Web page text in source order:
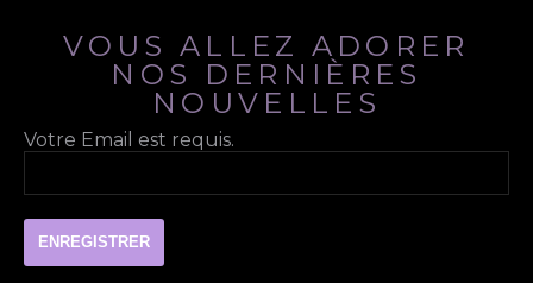
VOUS ALLEZ ADORER
NOS DERNIÈRES
NOUVELLES
Votre Email est requis.